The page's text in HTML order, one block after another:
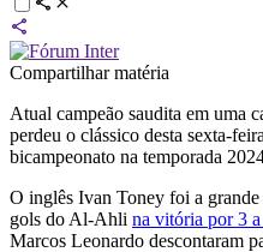
Compartilhar matéria
Atual campeão saudita em uma
perdeu o clássico desta sexta-
bicampeonato na temporada
O inglês Ivan Toney foi a
gols do Al-Ahli na vitória por 3 a
Marcos Leonardo descontaram